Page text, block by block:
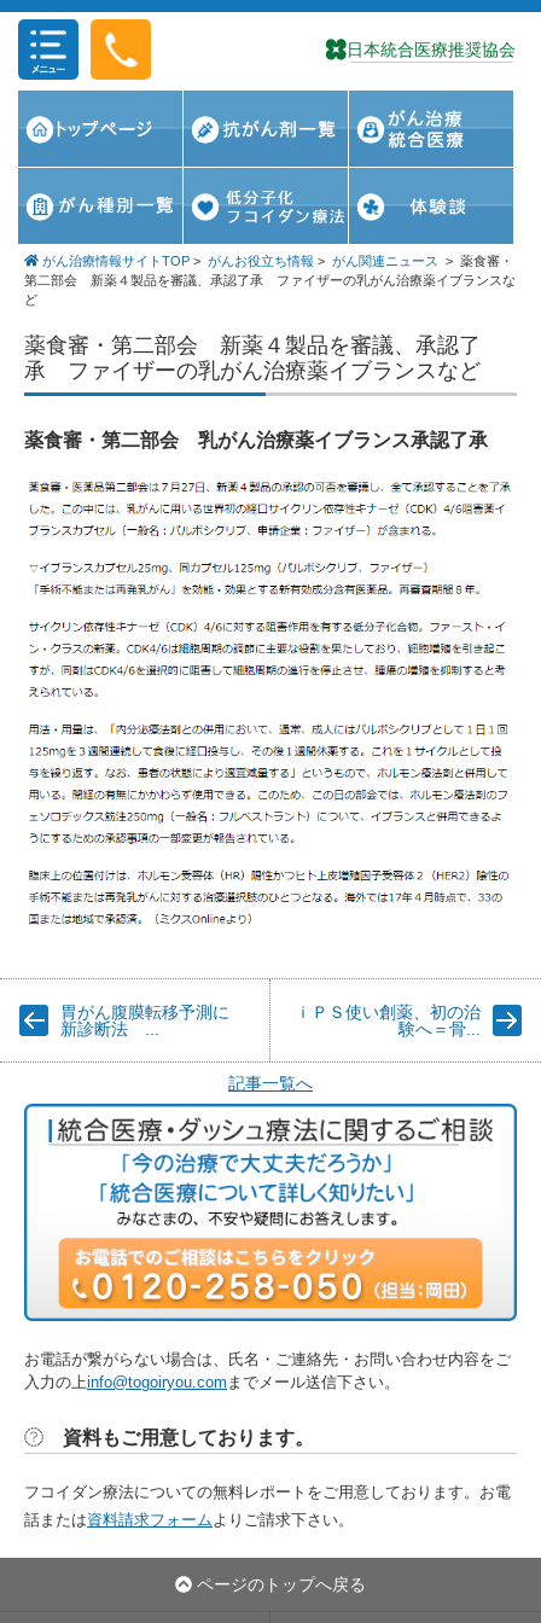
コンテンツに移動
がん治療情報サイトTOP >がんお役立ち情報 >がん関連ニュース >薬食審・
第二部会 新薬４製品を審議、承認了承 ファイザーの乳がん治療薬イブランスな
ど
薬食審・第二部会 新薬４製品を審議、承認了
承 ファイザーの乳がん治療薬イブランスなど
薬食審・第二部会 乳がん治療薬イブランス承認了承
胃がん腹膜転移予測に
新診断法 ...
ｉＰＳ使い創薬、初の治
験へ＝骨...
記事一覧へ
お電話が繋がらない場合は、氏名・ご連絡先・お問い合わせ内容をご
入力の上info@togoiryou.com までメール送信下さい。
資料もご用意しております。
フコイダン療法についての無料レポートをご用意しております。お電
話または資料請求フォーム よりご請求下さい。
ページのトップへ戻る